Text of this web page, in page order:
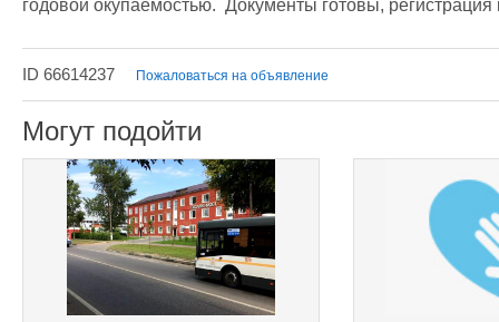
годовой окупаемостью.  Документы готовы,
ID 66614237 Пожаловаться на объявление
Могут подойти